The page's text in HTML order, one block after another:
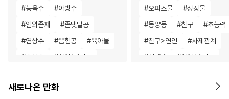
#능욕수 #아방수
#인외존재 #존댓말공
#연상수 #음험공 #육아물
# 수인수 #학원/캠퍼스
#다공일수
#오피스물 #성장물
#동양풍 #친구 #초능력
#친구>연인 #사제관계
#연예계 #학원/캠퍼스
새로나온 만화